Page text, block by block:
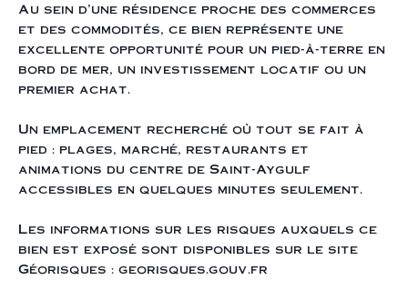
Au sein d’une résidence proche des commerces
et des commodités, ce bien représente une
excellente opportunité pour un pied-à-terre en
bord de mer, un investissement locatif ou un
premier achat.
Un emplacement recherché où tout se fait à
pied : plages, marché, restaurants et
animations du centre de Saint-Aygulf
accessibles en quelques minutes seulement.
Les informations sur les risques auxquels ce
bien est exposé sont disponibles sur le site
Géorisques : georisques.gouv.fr